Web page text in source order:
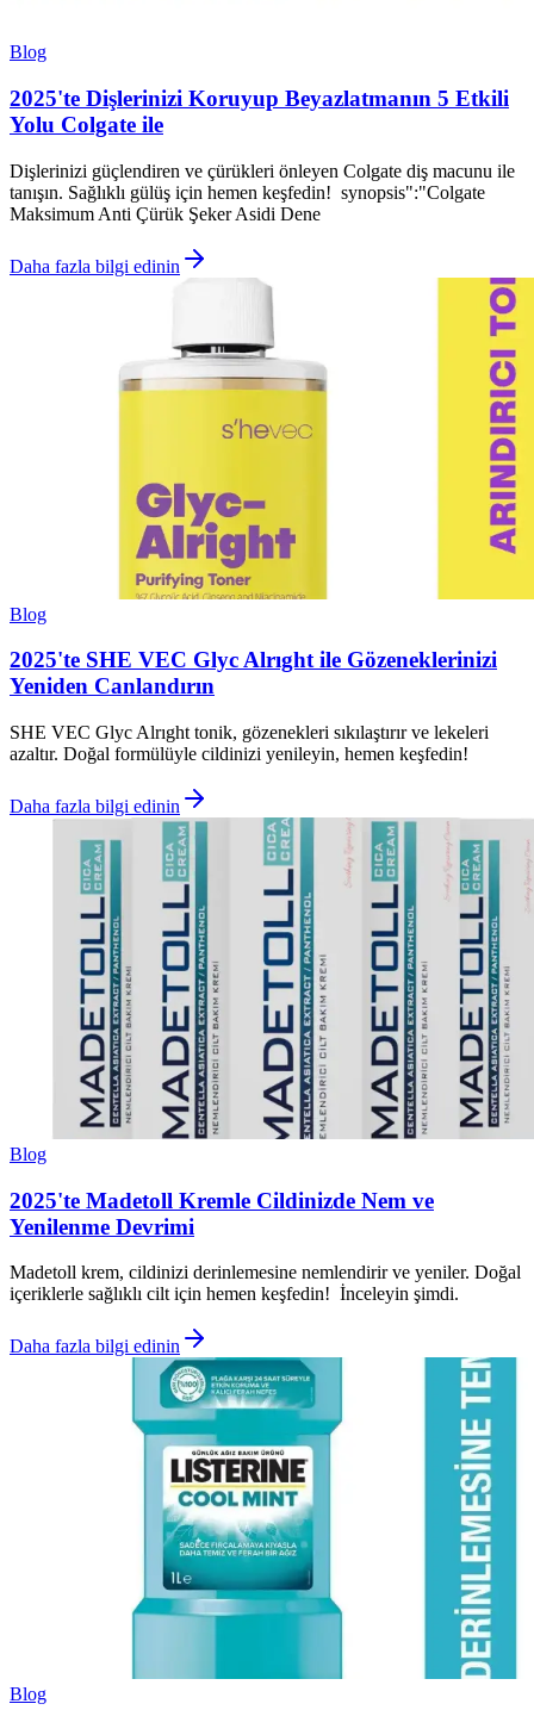
Blog
2025'te Dişlerinizi Koruyup Beyazlatmanın 5 Etkili
Yolu Colgate ile
Dişlerinizi güçlendiren ve çürükleri önleyen Colgate diş macunu ile
tanışın. Sağlıklı gülüş için hemen keşfedin! synopsis":"Colgate
Maksimum Anti Çürük Şeker Asidi Dene
Daha fazla bilgi edinin
Blog
2025'te SHE VEC Glyc Alrıght ile Gözeneklerinizi
Yeniden Canlandırın
SHE VEC Glyc Alrıght tonik, gözenekleri sıkılaştırır ve lekeleri
azaltır. Doğal formülüyle cildinizi yenileyin, hemen keşfedin!
Daha fazla bilgi edinin
Blog
2025'te Madetoll Kremle Cildinizde Nem ve
Yenilenme Devrimi
Madetoll krem, cildinizi derinlemesine nemlendirir ve yeniler. Doğal
içeriklerle sağlıklı cilt için hemen keşfedin! İnceleyin şimdi.
Daha fazla bilgi edinin
Blog